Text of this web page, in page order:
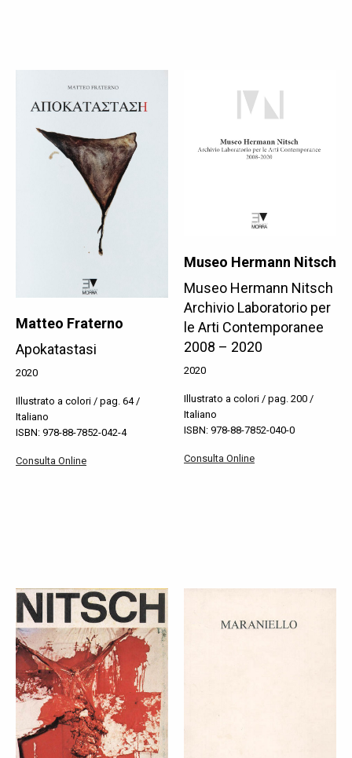
Matteo Fraterno
Apokatastasi
2020
Illustrato a colori / pag. 64 /
Italiano
ISBN: 978-88-7852-042-4
Consulta Online
Museo Hermann Nitsch
Museo Hermann Nitsch
Archivio Laboratorio per
le Arti Contemporanee
2008 – 2020
2020
Illustrato a colori / pag. 200 /
Italiano
ISBN: 978-88-7852-040-0
Consulta Online